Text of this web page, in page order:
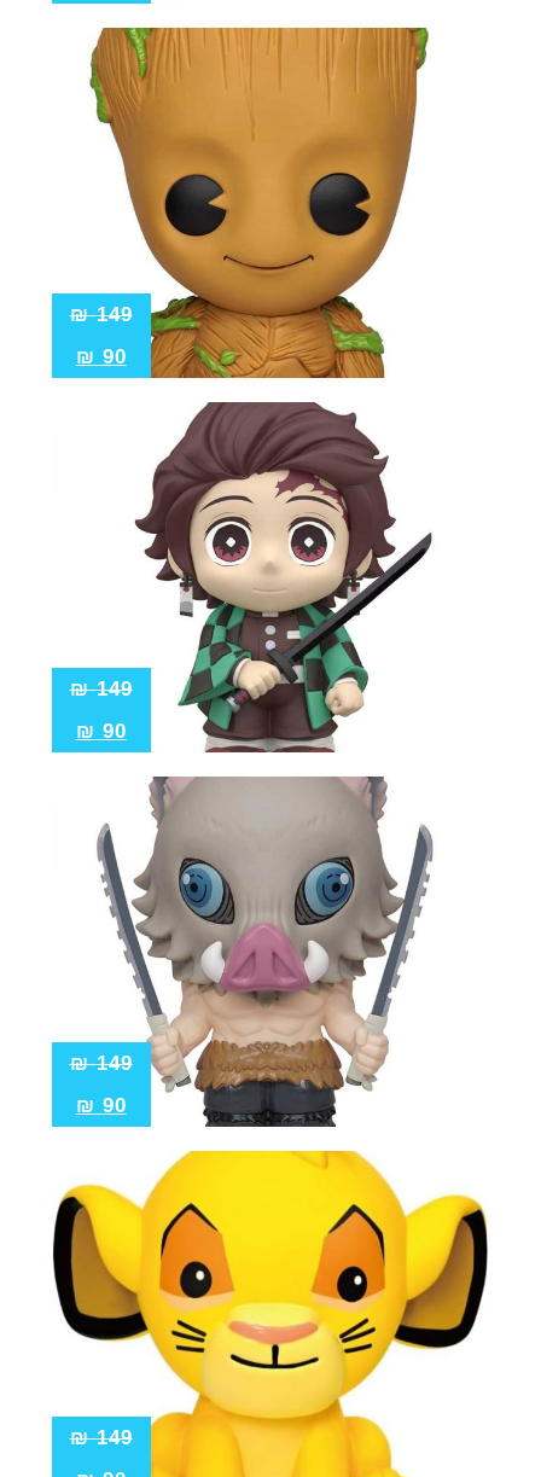
149
₪
90
₪
149
₪
90
₪
149
₪
90
₪
149
₪